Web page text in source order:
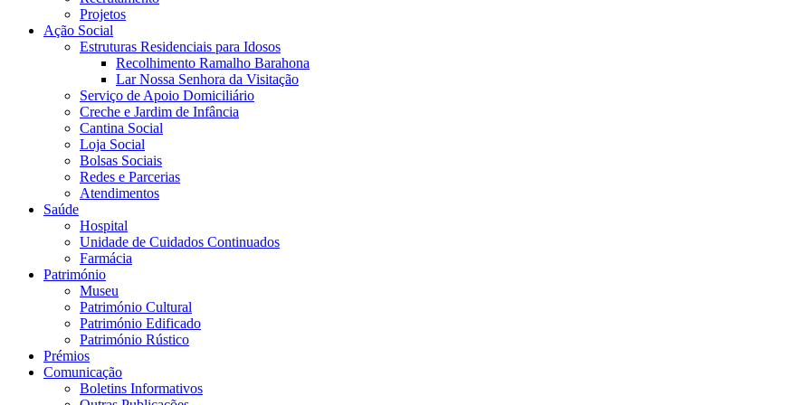
Projetos
Ação Social
Estruturas Residenciais para Idosos
Recolhimento Ramalho Barahona
Lar Nossa Senhora da Visitação
Serviço de Apoio Domiciliário
Creche e Jardim de Infância
Cantina Social
Loja Social
Bolsas Sociais
Redes e Parcerias
Atendimentos
Saúde
Hospital
Unidade de Cuidados Continuados
Farmácia
Património
Museu
Património Cultural
Património Edificado
Património Rústico
Prémios
Comunicação
Boletins Informativos